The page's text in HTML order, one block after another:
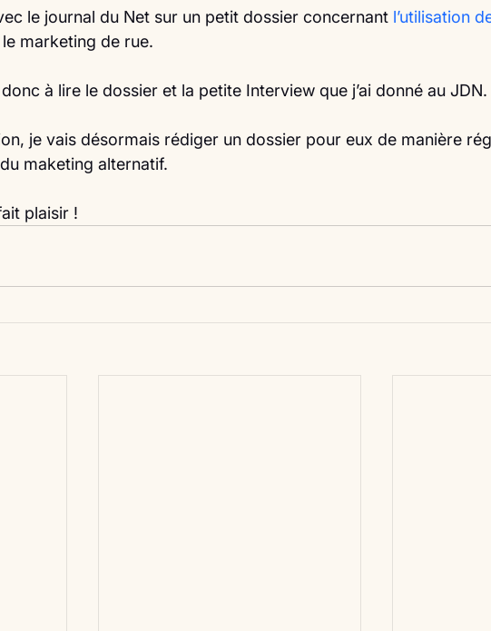
le journal du Net sur un petit dossier concernant l’utilisation
marketing de rue.
à lire le dossier et la petite Interview que j’ai donné au JDN.
je vais désormais rédiger un dossier pour eux de manière
maketing alternatif.
plaisir !